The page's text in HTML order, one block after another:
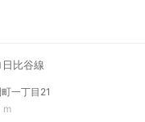
比谷線
一丁目21
m